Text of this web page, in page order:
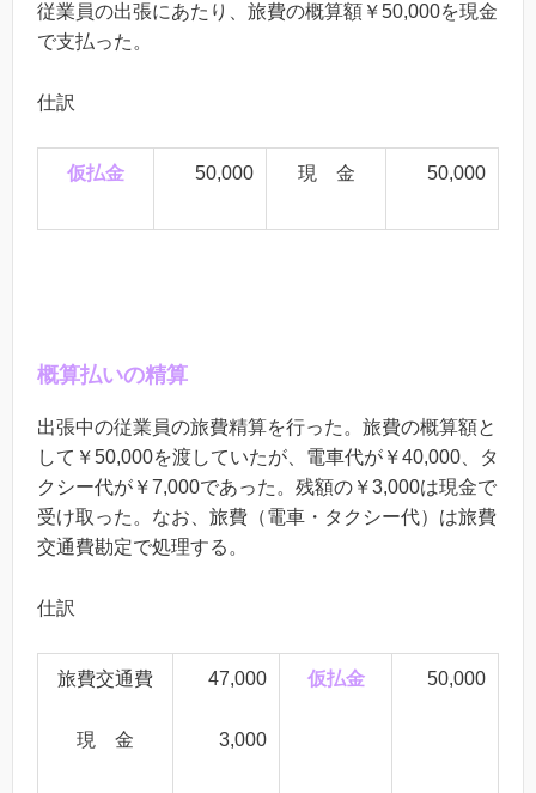
従業員の出張にあたり、旅費の概算額￥50,000を現金
で支払った。
仕訳
仮払金 50,000 現 金 50,000
概算払いの精算
出張中の従業員の旅費精算を行った。旅費の概算額と
して￥50,000を渡していたが、電車代が￥40,000、タ
クシー代が￥7,000であった。残額の￥3,000は現金で
受け取った。なお、旅費（電車・タクシー代）は旅費
交通費勘定で処理する。
仕訳
旅費交通費
現 金
47,000
3,000
仮払金 50,000